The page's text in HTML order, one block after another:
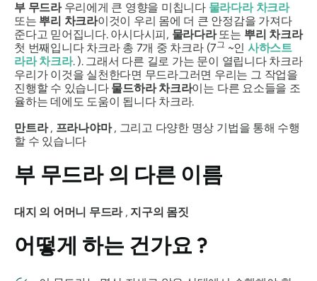
부 무드라우리에게 큰 영향을 미칩니다 물라다라 차크라
또는 뿌리 차크라이것이 우리 몸에 더 큰 안정감을 가져다
준다고 믿어집니다. 아시다시피, 물라다라또는 뿌리 차크라
첫 번째입니다 차크라총 7개 중 차크라 (7그 ~인 사하스트
라라 차크라. ). 그래서 다른 길로 가는 문이 열립니다 차크라
우리가 이것을 실천한다면 무드라그러면 우리는 그 작업을
진행할 수 있습니다 물드하라 차크라이는 다른 요소들을 조
율하는 데에도 도움이 됩니다 차크라.
만트라, 프라나야마, 그리고 다양한 명상 기법을 통해 수행
할 수 있습니다
부 무드라의 다른 이름
대지 의 어머니 무드라, 지구의 몸짓
어떻게 하는 건가요?